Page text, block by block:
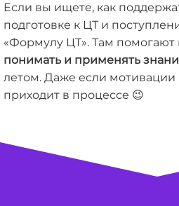
Если вы ищете, как
подготовке к ЦТ и
«Формулу ЦТ». Там помогают
понимать и применять
летом. Даже если
приходит в процессе 😉